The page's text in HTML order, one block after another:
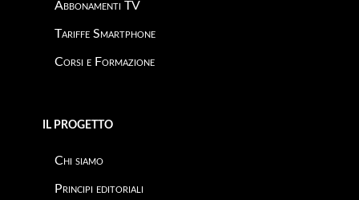
Abbonamenti TV
Tariffe Smartphone
Corsi e Formazione
IL PROGETTO
Chi siamo
Principi editoriali